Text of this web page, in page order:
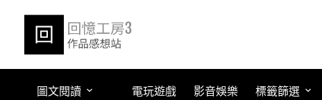
圖文閱讀 電玩遊戲 影音娛樂 標籤篩選